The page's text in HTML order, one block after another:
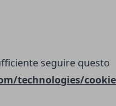
seguire questo
technologies/